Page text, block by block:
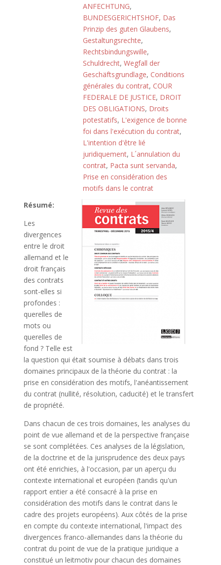
ANFECHTUNG,
BUNDESGERICHTSHOF, Das
Prinzip des guten Glaubens,
Gestaltungsrechte,
Rechtsbindungswille,
Schuldrecht, Wegfall der
Geschäftsgrundlage, Conditions
générales du contrat, COUR
FEDERALE DE JUSTICE, DROIT
DES OBLIGATIONS, Droits
potestatifs, L'exigence de bonne
foi dans l'exécution du contrat,
L'intention d'être lié
juridiquement, L´annulation du
contrat, Pacta sunt servanda,
Prise en considération des
motifs dans le contrat
Résumé:
Les
divergences
entre le droit
allemand et le
droit français
des contrats
sont-elles si
profondes :
querelles de
mots ou
querelles de
fond ? Telle est
la question qui était soumise à débats dans trois
domaines principaux de la théorie du contrat : la
prise en considération des motifs, l'anéantissement
du contrat (nullité, résolution, caducité) et le transfert
de propriété.
Dans chacun de ces trois domaines, les analyses du
point de vue allemand et de la perspective française
se sont complétées. Ces analyses de la législation,
de la doctrine et de la jurisprudence des deux pays
ont été enrichies, à l'occasion, par un aperçu du
contexte international et européen (tandis qu'un
rapport entier a été consacré à la prise en
considération des motifs dans le contrat dans le
cadre des projets européens). Aux côtés de la prise
en compte du contexte international, l'impact des
divergences franco-allemandes dans la théorie du
contrat du point de vue de la pratique juridique a
constitué un leitmotiv pour chacun des domaines